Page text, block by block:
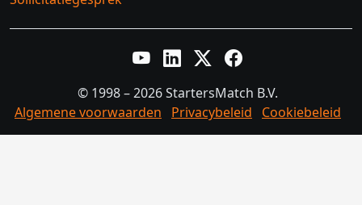
YouTubeLinkedInTwitter XFacebook
© 1998 – 2026 StartersMatch B.V.
Algemene voorwaarden
Privacybeleid Cookiebeleid